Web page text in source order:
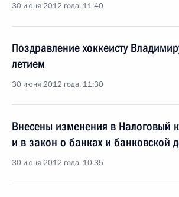
30 июня 2012 года, 11:40
Поздравление хоккеисту
летием
30 июня 2012 года, 11:30
Внесены изменения в Налоговый
и в закон о банках и банковской
30 июня 2012 года, 10:35